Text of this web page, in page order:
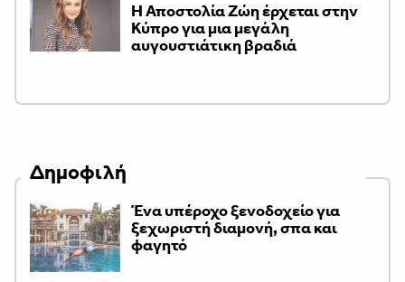
Η Αποστολία Ζώη έρχεται στην
Κύπρο για μια μεγάλη
αυγουστιάτικη βραδιά
Δημοφιλή
Ένα υπέροχο ξενοδοχείο για
ξεχωριστή διαμονή, σπα και
φαγητό